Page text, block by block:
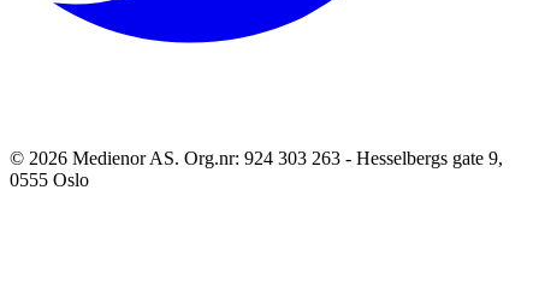
© 2026 Medienor AS. Org.nr: 924 303 263 - Hesselbergs gate 9,
0555 Oslo